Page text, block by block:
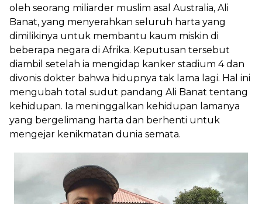
oleh seorang miliarder muslim asal Australia, Ali
Banat, yang menyerahkan seluruh harta yang
dimilikinya untuk membantu kaum miskin di
beberapa negara di Afrika. Keputusan tersebut
diambil setelah ia mengidap kanker stadium 4 dan
divonis dokter bahwa hidupnya tak lama lagi. Hal ini
mengubah total sudut pandang Ali Banat tentang
kehidupan. Ia meninggalkan kehidupan lamanya
yang bergelimang harta dan berhenti untuk
mengejar kenikmatan dunia semata.